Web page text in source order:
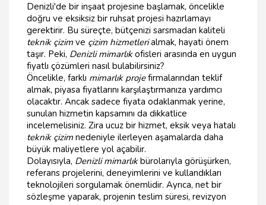
Denizli'de bir inşaat projesine başlamak, öncelikle
doğru ve eksiksiz bir ruhsat projesi hazırlamayı
gerektirir. Bu süreçte, bütçenizi sarsmadan kaliteli
teknik çizim ve çizim hizmetlerialmak, hayati önem
taşır. Peki, Denizli mimarlıkofisleri arasında en uygun
fiyatlı çözümleri nasıl bulabilirsiniz?
Öncelikle, farklı mimarlık projefirmalarından teklif
almak, piyasa fiyatlarını karşılaştırmanıza yardımcı
olacaktır. Ancak sadece fiyata odaklanmak yerine,
sunulan hizmetin kapsamını da dikkatlice
incelemelisiniz. Zira ucuz bir hizmet, eksik veya hatalı
teknik çizim nedeniyle ilerleyen aşamalarda daha
büyük maliyetlere yol açabilir.
Dolayısıyla, Denizli mimarlıkbürolarıyla görüşürken,
referans projelerini, deneyimlerini ve kullandıkları
teknolojileri sorgulamak önemlidir. Ayrıca, net bir
sözleşme yaparak, projenin teslim süresi, revizyon